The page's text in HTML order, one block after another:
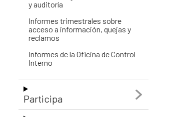
y auditoría
Informes trimestrales sobre
acceso a información, quejas y
reclamos
Informes de la Oficina de Control
Interno
Participa